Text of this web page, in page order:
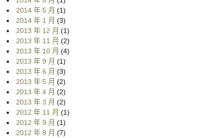
2014 年 5 月 (1)
2014 年 1 月 (3)
2013 年 12 月 (1)
2013 年 11 月 (2)
2013 年 10 月 (4)
2013 年 9 月 (1)
2013 年 6 月 (3)
2013 年 5 月 (2)
2013 年 4 月 (2)
2013 年 3 月 (2)
2012 年 11 月 (1)
2012 年 9 月 (1)
2012 年 8 月 (7)